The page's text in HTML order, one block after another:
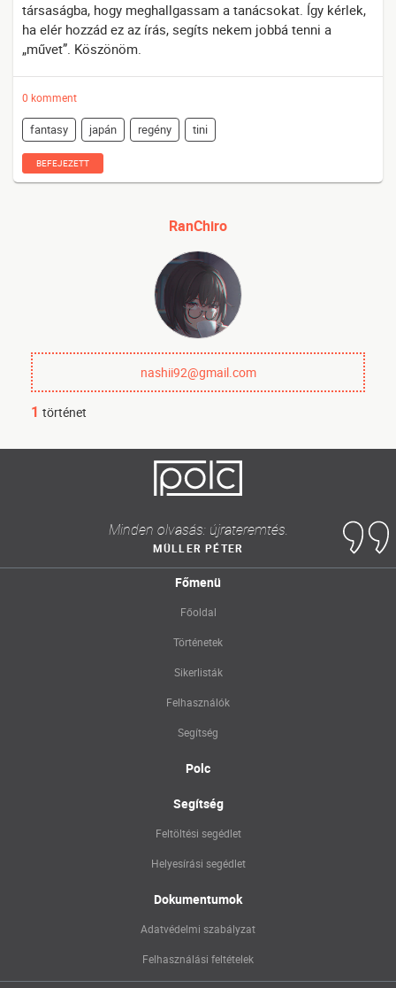
társaságba, hogy meghallgassam a tanácsokat. Így kérlek,
ha elér hozzád ez az írás, segíts nekem jobbá tenni a
„művet”. Köszönöm.
0 komment
fantasy japán regény tini
BEFEJEZETT
RanChiro
nashii92@gmail.com
1 történet
Minden olvasás: újrateremtés.
MÜLLER PÉTER
Főmenü
Főoldal
Történetek
Sikerlisták
Felhasználók
Segítség
Polc
Segítség
Feltöltési segédlet
Helyesírási segédlet
Dokumentumok
Adatvédelmi szabályzat
Felhasználási feltételek